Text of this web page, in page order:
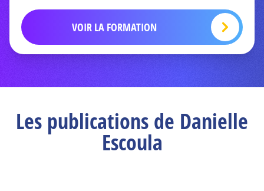
VOIR LA FORMATION
Les publications de Danielle
Escoula